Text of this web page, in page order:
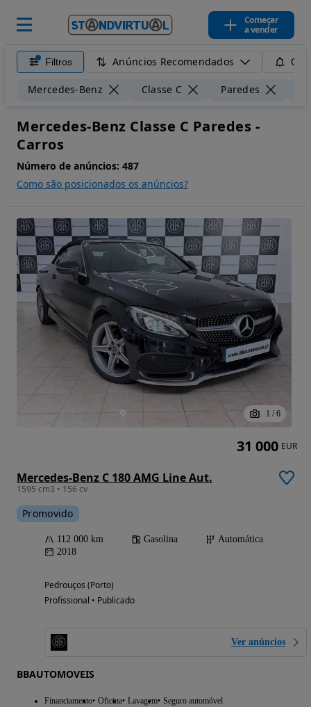
Começar
a vender
Filtros Anúncios Recomendados
Mercedes-Benz Classe C Paredes
Mercedes-Benz Classe C Paredes -
Carros
Número de anúncios: 487
Como são posicionados os anúncios?
1 / 6
Mercedes-Benz C 180 AMG Line Aut.
1595 cm3 • 156 cv
Promovido
112 000 km Gasolina
Automática
2018
Pedrouços (Porto)
Profissional • Publicado
Ver anúncios
BBAUTOMOVEIS
Financiamento Oficina Lavagem Seguro automóvel
31 000 EUR